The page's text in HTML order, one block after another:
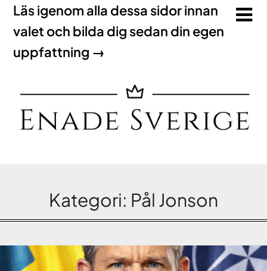
Läs igenom alla dessa sidor innan
valet och bilda dig sedan din egen
uppfattning →
Kategori: Pål Jonson